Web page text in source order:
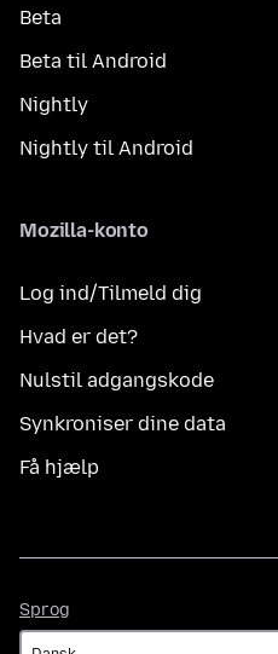
Beta
Beta til Android
Nightly
Nightly til Android
Mozilla-konto
Log ind/Tilmeld dig
Hvad er det?
Nulstil adgangskode
Synkroniser dine data
Få hjælp
Sprog